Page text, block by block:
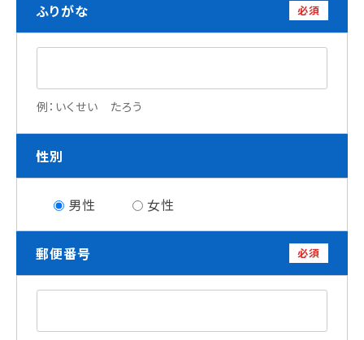
資格・就職
資格について
内定者VOICE
インターンシップ
活躍する卒業生
チャレンジプログラム
フォローアップレッスン
サマーチャレンジ実習
コンクールチャレンジ
施設・設備紹介
ふりがな 必須
例：いくせい たろう
性別
男性 女性
郵便番号 必須